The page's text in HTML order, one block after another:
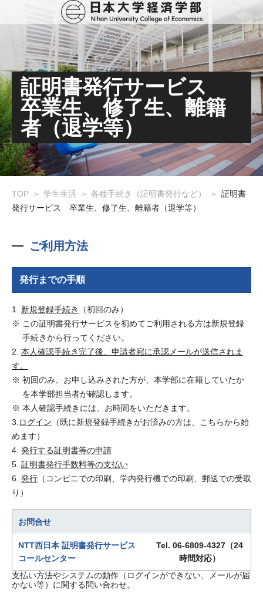
証明書発行サービス
卒業生、修了生、離籍
者（退学等）
TOP 学生生活 各種手続き（証明書発行など）
証明書
発行サービス 卒業生、修了生、離籍者（退学等）
ご利用方法
発行までの手順
1. 新規登録手続き
（初回のみ）
この証明書発行サービスを初めてご利用される方は新規登録
手続きから行ってください。
2. 本人確認手続き完了後、申請者宛に承認メールが送信されま
す。
初回のみ、お申し込みされた方が、本学部に在籍していたか
を本学部担当者が確認します。
本人確認手続きには、お時間をいただきます。
3. ログイン （既に新規登録手続きがお済みの方は、こちらから始
めます）
4. 発行する証明書等の申請
5. 証明書発行手数料等の支払い
6. 発行 （コンビニでの印刷、学内発行機での印刷、郵送での受取
り）
お問合せ
NTT西日本 証明書発行サービス
コールセンター
Tel. 06-6809-4327 （24
時間対応）
支払い方法やシステムの動作（ログインができない、メールが届
かない等）に関する問い合わせ。